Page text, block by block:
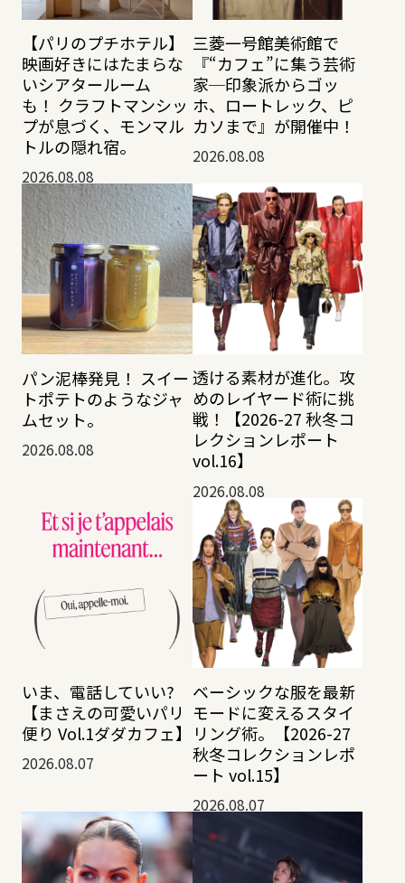
【パリのプチホテル】
映画好きにはたまらな
いシアタールーム
も！ クラフトマンシッ
プが息づく、モンマル
トルの隠れ宿。
2026.08.08
三菱一号館美術館で
『“カフェ”に集う芸術
家─印象派からゴッ
ホ、ロートレック、ピ
カソまで』が開催中！
2026.08.08
パン泥棒発見！ スイー
トポテトのようなジャ
ムセット。
2026.08.08
透ける素材が進化。攻
めのレイヤード術に挑
戦！【2026-27 秋冬コ
レクションレポート
vol.16】
2026.08.08
いま、電話していい?
【まさえの可愛いパリ
便り Vol.1ダダカフェ】
2026.08.07
ベーシックな服を最新
モードに変えるスタイ
リング術。【2026-27
秋冬コレクションレポ
ート vol.15】
2026.08.07